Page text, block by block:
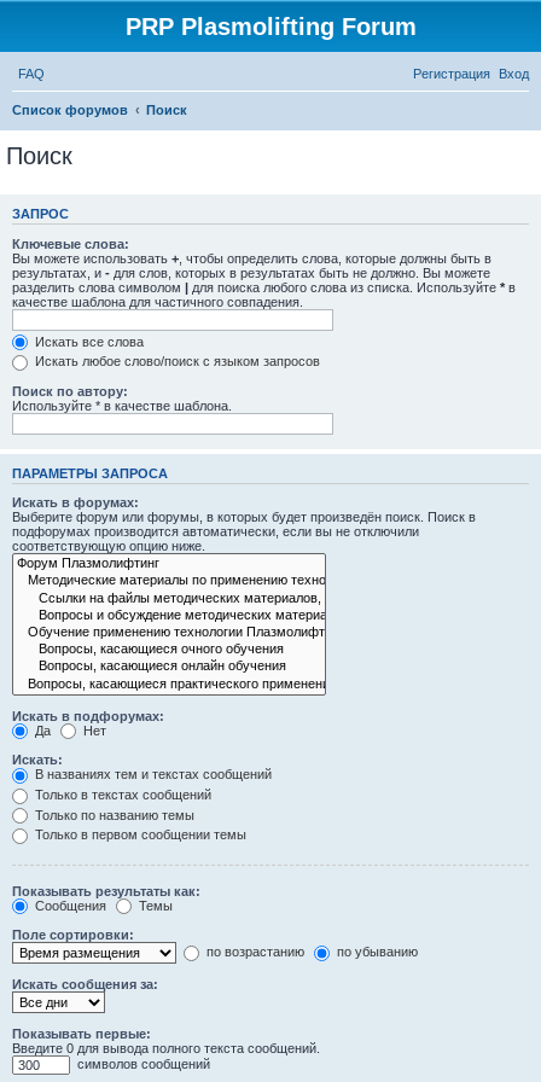
PRP Plasmolifting Forum
FAQ Вход
Регистрация
Список форумов Поиск
Поиск
ЗАПРОС
Ключевые слова:
Вы можете использовать + , чтобы определить слова, которые должны быть в
результатах, и - для слов, которых в результатах быть не должно. Вы можете
разделить слова символом | для поиска любого слова из списка. Используйте * в
качестве шаблона для частичного совпадения.
Искать все слова
Искать любое слово/поиск с языком запросов
Поиск по автору:
Используйте * в качестве шаблона.
ПАРАМЕТРЫ ЗАПРОСА
Искать в форумах:
Выберите форум или форумы, в которых будет произведён поиск. Поиск в
подфорумах производится автоматически, если вы не отключили
соответствующую опцию ниже.
Искать в подфорумах:
Да
Нет
Искать:
В названиях тем и текстах сообщений
Только в текстах сообщений
Только по названию темы
Только в первом сообщении темы
Показывать результаты как:
Сообщения
Темы
Поле сортировки:
по возрастанию
по убыванию
Искать сообщения за:
Показывать первые:
Введите 0 для вывода полного текста сообщений.
символов сообщений